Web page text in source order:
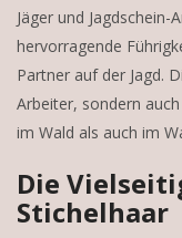
Jäger und Jagdschein-
hervorragende
Partner auf der Jagd.
Arbeiter, sondern
im Wald als auch im
Die
Stichelhaar